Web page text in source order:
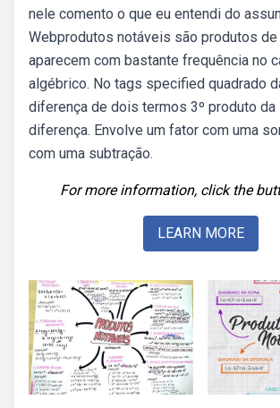
nele comento o que eu entendi do
Webprodutos notáveis são produtos
aparecem com bastante frequência no
algébrico. No tags specified quadrado
diferença de dois termos 3º produto da
diferença. Envolve um fator com uma
com uma subtração.
For more information, click the
LEARN MORE